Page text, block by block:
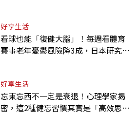
好享生活
看球也能「復健大腦」！每週看體育
賽事老年憂鬱風險降3成，日本研究：
好享生活
忘東忘西不一定是衰退！心理學家揭
密，這2種健忘習慣其實是「高效思